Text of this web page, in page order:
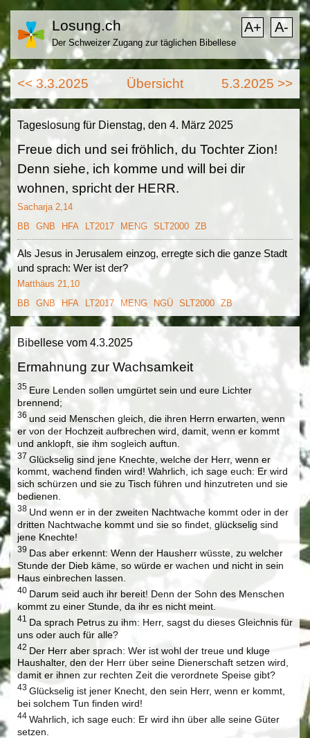
A+ A-
Losung.ch
Der Schweizer Zugang zur täglichen Bibellese
<< 3.3.2025 Übersicht 5.3.2025 >>
Tageslosung für Dienstag, den 4. März 2025
Freue dich und sei fröhlich, du Tochter Zion!
Denn siehe, ich komme und will bei dir
wohnen, spricht der HERR.
Sacharja 2,14
BB
GNB HFA LT2017 MENG SLT2000 ZB
Als Jesus in Jerusalem einzog, erregte sich die ganze Stadt
und sprach: Wer ist der?
Matthäus 21,10
BB
GNB HFA LT2017 MENG NGÜ SLT2000 ZB
Bibellese vom 4.3.2025
Ermahnung zur Wachsamkeit
35 Eure Lenden sollen umgürtet sein und eure Lichter
brennend;
36 und seid Menschen gleich, die ihren Herrn erwarten, wenn
er von der Hochzeit aufbrechen wird, damit, wenn er kommt
und anklopft, sie ihm sogleich auftun.
37 Glückselig sind jene Knechte, welche der Herr, wenn er
kommt, wachend finden wird! Wahrlich, ich sage euch: Er wird
sich schürzen und sie zu Tisch führen und hinzutreten und sie
bedienen.
38 Und wenn er in der zweiten Nachtwache kommt oder in der
dritten Nachtwache kommt und sie so findet, glückselig sind
jene Knechte!
39 Das aber erkennt: Wenn der Hausherr wüsste, zu welcher
Stunde der Dieb käme, so würde er wachen und nicht in sein
Haus einbrechen lassen.
40 Darum seid auch ihr bereit! Denn der Sohn des Menschen
kommt zu einer Stunde, da ihr es nicht meint.
41 Da sprach Petrus zu ihm: Herr, sagst du dieses Gleichnis für
uns oder auch für alle?
42 Der Herr aber sprach: Wer ist wohl der treue und kluge
Haushalter, den der Herr über seine Dienerschaft setzen wird,
damit er ihnen zur rechten Zeit die verordnete Speise gibt?
43 Glückselig ist jener Knecht, den sein Herr, wenn er kommt,
bei solchem Tun finden wird!
44 Wahrlich, ich sage euch: Er wird ihn über alle seine Güter
setzen.